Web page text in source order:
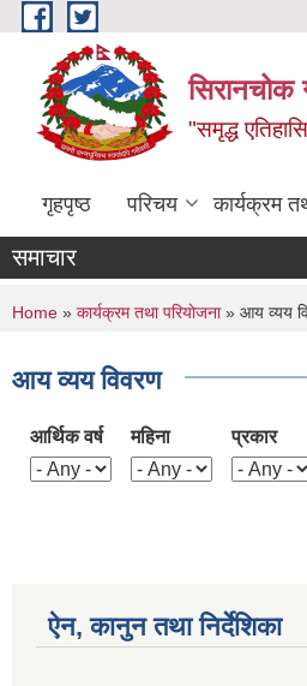
Skip to main content
सिरानचोक
"समृद्ध
गृहपृष्ठ परिचय कार्यक्रम
समाचार
You are here
Home » कार्यक्रम तथा परियोजना» आय व्यय
आय व्यय विवरण
आर्थिक वर्ष महिना प्रकार
ऐन, कानुन तथा निर्देशिका